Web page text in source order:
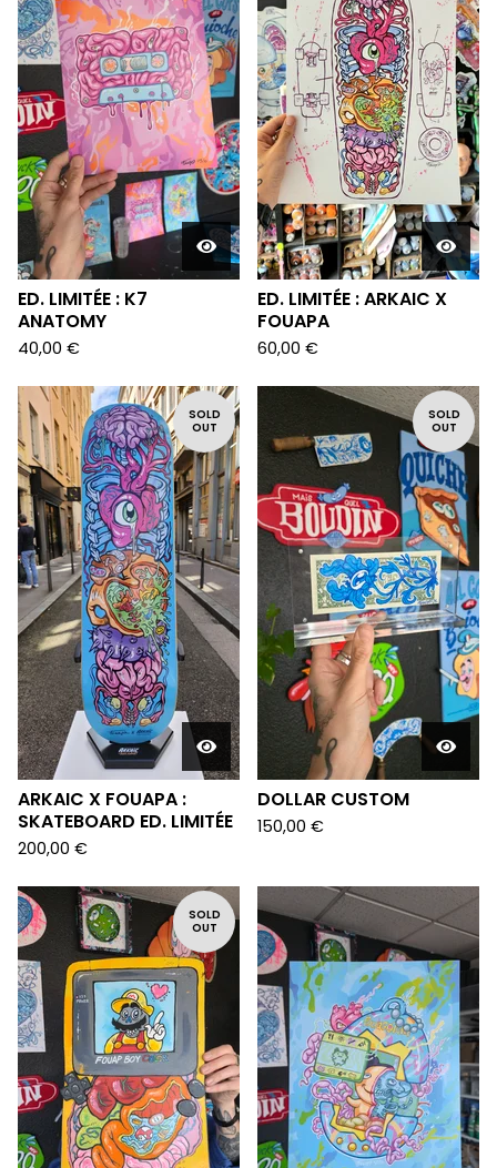
ED. LIMITÉE : K7
ANATOMY
40,00 €
ED. LIMITÉE : ARKAIC X
FOUAPA
60,00 €
SOLD
OUT
ARKAIC X FOUAPA :
SKATEBOARD ED. LIMITÉE
200,00 €
SOLD
OUT
DOLLAR CUSTOM
150,00 €
SOLD
OUT